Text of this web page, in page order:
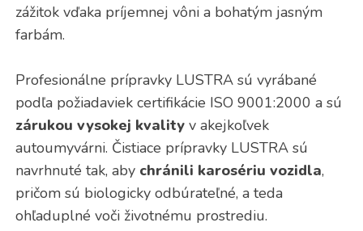
zážitok vďaka príjemnej vôni a bohatým jasným
farbám.
Profesionálne prípravky LUSTRA sú vyrábané
podľa požiadaviek certifikácie ISO 9001:2000 a sú
zárukou vysokej kvalityv akejkoľvek
autoumyvárni. Čistiace prípravky LUSTRA sú
navrhnuté tak, aby chránili karosériu vozidla,
pričom sú biologicky odbúrateľné, a teda
ohľaduplné voči životnému prostrediu.